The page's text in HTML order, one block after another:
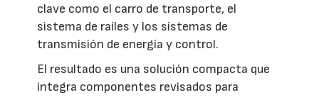
clave como el carro de transporte, el
sistema de raíles y los sistemas de
transmisión de energía y control.
El resultado es una solución compacta que
integra componentes revisados para